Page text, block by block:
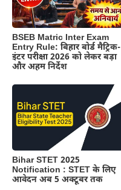
BSEB Matric Inter Exam
Entry Rule: बिहार बोर्ड मैट्रिक-
इंटर परीक्षा 2026 को लेकर बड़ा
और अहम निर्देश
Bihar STET 2025
Notification : STET के लिए
आवेदन अब 5 अक्टूबर तक